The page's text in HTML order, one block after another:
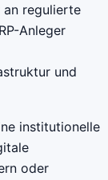
an regulierte
Anleger
und
institutionelle
oder